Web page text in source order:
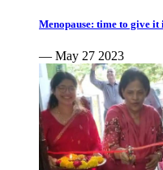
Menopause: time to give it
— May 27 2023